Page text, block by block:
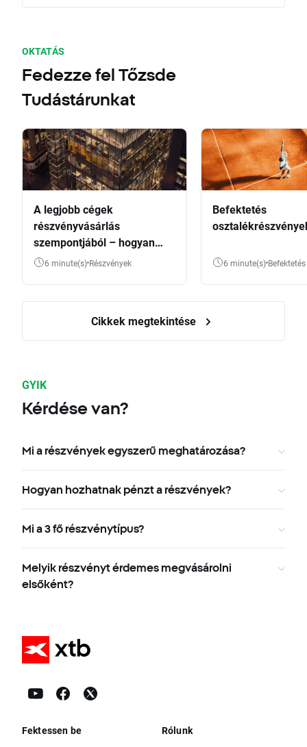
OKTATÁS
Fedezze fel Tőzsde
Tudástárunkat
A legjobb cégek
részvényvásárlás
szempontjából – hogyan
válasszunk?
6 minute(s) Részvények
Befektetés
6 minute(s) Befektetés
Cikkek megtekintése
GYIK
Kérdése van?
Mi a részvények egyszerű meghatározása?
Hogyan hozhatnak pénzt a részvények?
Mi a 3 fő részvénytípus?
Melyik részvényt érdemes megvásárolni
elsőként?
Fektessen be Rólunk